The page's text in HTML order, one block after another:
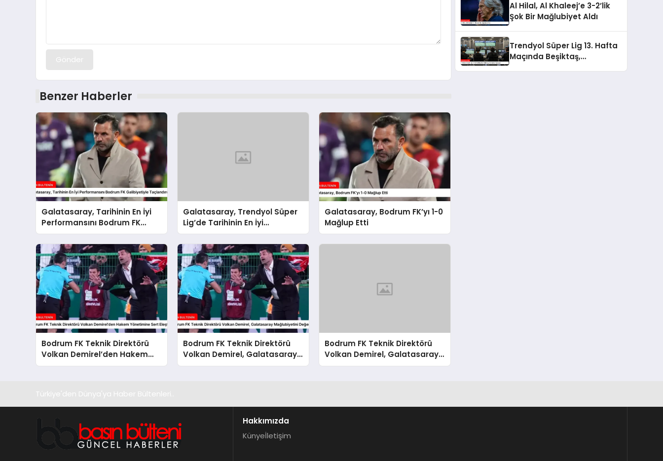
Gönder
Benzer Haberler
Galatasaray, Tarihinin En İyi
Performansını Bodrum FK
Galibiyetiyle Taçlandırdı
Galatasaray, Trendyol Süper
Lig’de Tarihinin En İyi
Performansını Gösterdi
Galatasaray, Bodrum FK’yı 1-0
Mağlup Etti
Bodrum FK Teknik Direktörü
Volkan Demirel’den Hakem
Yönetimine Sert Eleştiri
Bodrum FK Teknik Direktörü
Volkan Demirel, Galatasaray
Mağlubiyetini Değerlendirdi
Bodrum FK Teknik Direktörü
Volkan Demirel, Galatasaray
Mağlubiyetini Değerlendirdi
Al Hilal, Al Khaleej’e 3-2’lik
Şok Bir Mağlubiyet Aldı
Trendyol Süper Lig 13. Hafta
Maçında Beşiktaş,
Türkiye'den Dünya'ya Haber Bültenleri..
Hakkımızda
Künyeİletişim